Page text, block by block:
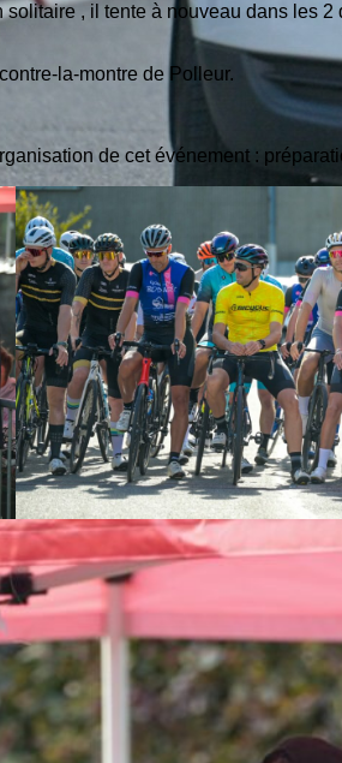
, il tente à nouveau dans les
la-montre de Polleur.
de cet événement :